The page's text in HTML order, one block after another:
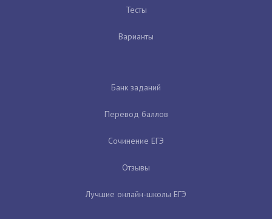
Тесты
Варианты
Банк заданий
Перевод баллов
Сочинение ЕГЭ
Отзывы
Лучшие онлайн-школы ЕГЭ